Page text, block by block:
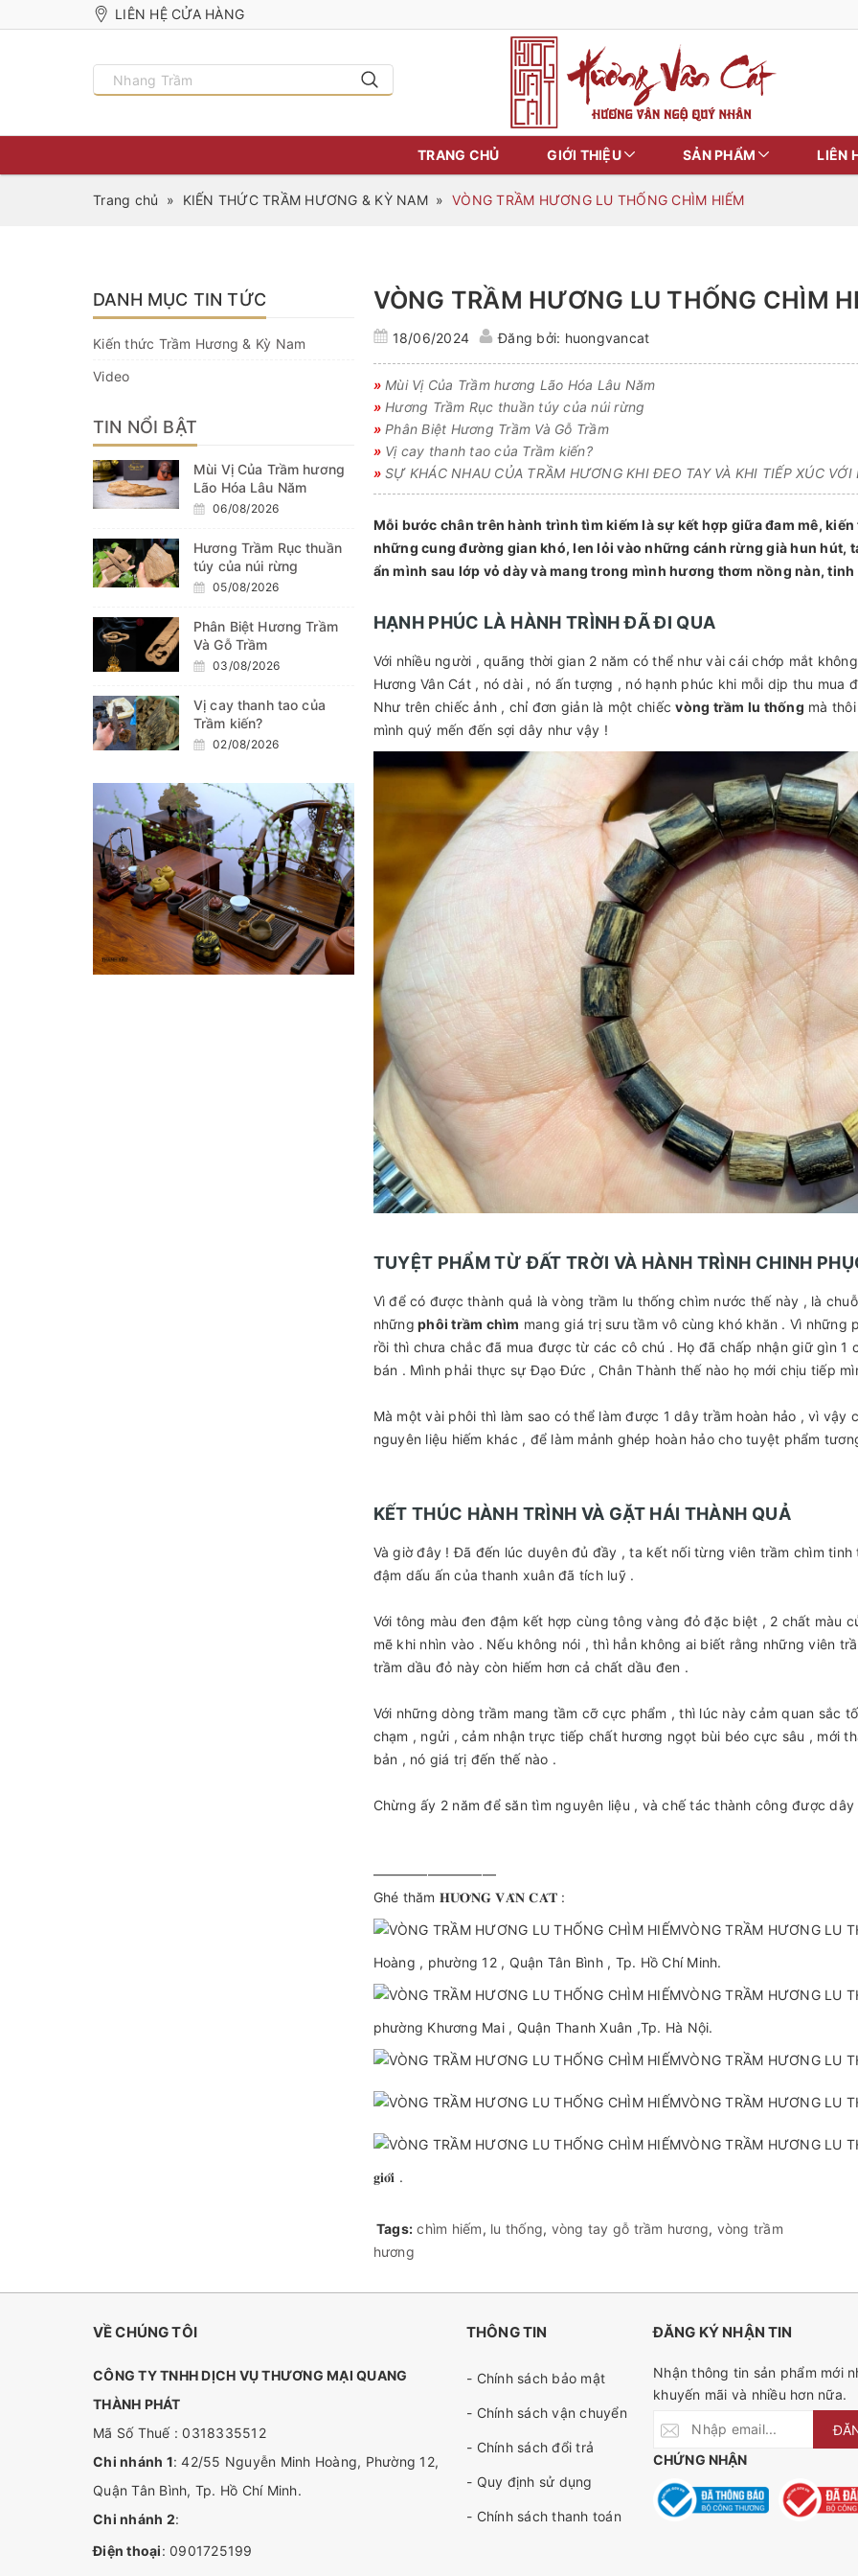
LIÊN HỆ CỬA HÀNG
TRANG CHỦ GIỚI THIỆU SẢN PHẨM LIÊN
Trang chủ » KIẾN THỨC TRẦM HƯƠNG & KỲ NAM » VÒNG TRẦM HƯƠNG LU THỐNG CHÌM HIẾM
VÒNG TRẦM HƯƠNG LU THỐNG CHÌM
18/06/2024 Đăng bởi: huongvancat
»Mùi Vị Của Trầm hương Lão Hóa Lâu Năm
»Hương Trầm Rục thuần túy của núi rừng
»Phân Biệt Hương Trầm Và Gỗ Trầm
»Vị cay thanh tao của Trầm kiến?
»SỰ KHÁC NHAU CỦA TRẦM HƯƠNG KHI ĐEO TAY VÀ KHI TIẾP XÚC VỚI
Mỗi bước chân trên hành trình tìm kiếm là sự kết hợp giữa đam mê,
những cung đường gian khó, len lỏi vào những cánh rừng già hun hút,
ẩn mình sau lớp vỏ dày và mang trong mình hương thơm nồng nàn,
HẠNH PHÚC LÀ HÀNH TRÌNH ĐÃ ĐI QUA
Với nhiều người , quãng thời gian 2 năm có thể như vài cái chớp mắt
Hương Vân Cát , nó dài , nó ấn tượng , nó hạnh phúc khi mỗi dịp thu mua
Như trên chiếc ảnh , chỉ đơn giản là một chiếcvòng trầm lu thống mà
mình quý mến đến sợi dây như vậy !
TUYỆT PHẨM TỪ ĐẤT TRỜI VÀ HÀNH TRÌNH CHINH
Vì để có được thành quả là vòng trầm lu thống chìm nước thế này , là
những phôi trầm chìm mang giá trị sưu tầm vô cùng khó khăn . Vì những
rồi thì chưa chắc đã mua được từ các cô chú . Họ đã chấp nhận giữ gìn 1
bán . Mình phải thực sự Đạo Đức , Chân Thành thế nào họ mới chịu tiếp
Mà một vài phôi thì làm sao có thể làm được 1 dây trầm hoàn hảo , vì
nguyên liệu hiếm khác , để làm mảnh ghép hoàn hảo cho tuyệt phẩm
KẾT THÚC HÀNH TRÌNH VÀ GẶT HÁI THÀNH QUẢ
Và giờ đây ! Đã đến lúc duyên đủ đầy , ta kết nối từng viên trầm chìm
đậm dấu ấn của thanh xuân đã tích luỹ .
Với tông màu đen đậm kết hợp cùng tông vàng đỏ đặc biệt , 2 chất màu
mẽ khi nhìn vào . Nếu không nói , thì hẳn không ai biết rằng những viên
trầm dầu đỏ này còn hiếm hơn cả chất dầu đen .
Với những dòng trầm mang tầm cỡ cực phẩm , thì lúc này cảm quan sắc
chạm , ngửi , cảm nhận trực tiếp chất hương ngọt bùi béo cực sâu , mới
bản , nó giá trị đến thế nào .
Chừng ấy 2 năm để săn tìm nguyên liệu , và chế tác thành công được
—————————
Ghé thăm 𝐇𝐔̛𝐎̛𝐍𝐆 𝐕𝐀̂𝐍 𝐂𝐀́𝐓 :
Hoàng , phường 12 , Quận Tân Bình , Tp. Hồ Chí Minh.
phường Khương Mai , Quận Thanh Xuân ,Tp. Hà Nội.
𝐠𝐢𝐨̛́𝐢 .
Tags: chìm hiếm, lu thống, vòng tay gỗ trầm hương, vòng trầm
hương
DANH MỤC TIN TỨC
Kiến thức Trầm Hương & Kỳ Nam
Video
TIN NỔI BẬT
Mùi Vị Của Trầm hương
Lão Hóa Lâu Năm
06/08/2026
Hương Trầm Rục thuần
túy của núi rừng
05/08/2026
Phân Biệt Hương Trầm
Và Gỗ Trầm
03/08/2026
Vị cay thanh tao của
Trầm kiến?
02/08/2026
VỀ CHÚNG TÔI
CÔNG TY TNHH DỊCH VỤ THƯƠNG MẠI QUANG
THÀNH PHÁT
Mã Số Thuế : 0318335512
Chi nhánh 1: 42/55 Nguyễn Minh Hoàng, Phường 12,
Quận Tân Bình, Tp. Hồ Chí Minh.
Chi nhánh 2:
Điện thoại: 0901725199
THÔNG TIN
- Chính sách bảo mật
- Chính sách vận chuyển
- Chính sách đổi trả
- Quy định sử dụng
- Chính sách thanh toán
ĐĂNG KÝ NHẬN TIN
Nhận thông tin sản phẩm mới
khuyến mãi và nhiều hơn nữa.
CHỨNG NHẬN